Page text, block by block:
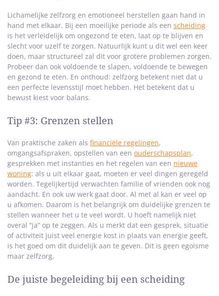
Lichamelijke zelfzorg en emotioneel herstellen gaan hand in
hand met elkaar. Bij een moeilijke periode als een scheiding
is het verleidelijk om ongezond te eten, laat op te blijven en
slecht voor uzelf te zorgen. Natuurlijk kunt u dit wel een keer
doen, maar structureel zal dit voor grotere problemen zorgen.
Probeer dan ook voldoende te slapen, voldoende te bewegen
en gezond te eten. En onthoud: zelfzorg betekent niet dat u
een perfecte levensstijl moet hebben. Het betekent dat u
bewust kiest voor balans.
Tip #3: Grenzen stellen
Van praktische zaken als financiële regelingen,
omgangsafspraken, opstellen van een ouderschapsplan,
gesprekken met instanties en het regelen van een nieuwe
woning: als u uit elkaar gaat, moeten er veel dingen geregeld
worden. Tegelijkertijd verwachten familie of vrienden ook nog
aandacht. En ook uw werk gaat door. Al met al kan er veel op
u afkomen. Daarom is het belangrijk om duidelijke grenzen te
stellen wanneer het u te veel wordt. U hoeft namelijk niet
overal “ja” op te zeggen. Als u merkt dat een gesprek, situatie
of activiteit juist veel energie kost in plaats van energie geeft,
is het goed om dit duidelijk aan te geven. Dit is geen egoïsme
maar zelfzorg.
De juiste begeleiding bij een scheiding